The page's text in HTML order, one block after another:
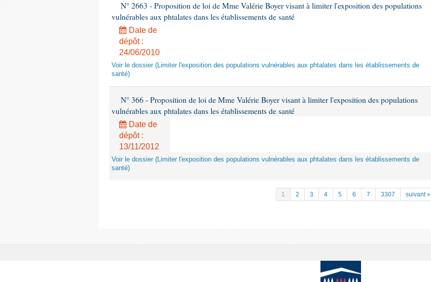
N° 2663 - Proposition de loi de Mme Valérie Boyer visant à limiter l'exposition des populations
vulnérables aux phtalates dans les établissements de santé
Date de
dépôt :
24/06/2010
Voir le dossier (Limiter l'exposition des populations vulnérables aux phtalates dans les établissements de
santé)
N° 366 - Proposition de loi de Mme Valérie Boyer visant à limiter l'exposition des populations
vulnérables aux phtalates dans les établissements de santé
Date de
dépôt :
13/11/2012
Voir le dossier (Limiter l'exposition des populations vulnérables aux phtalates dans les établissements de
santé)
1 2 3 4 5 6 7 3307 suivant »